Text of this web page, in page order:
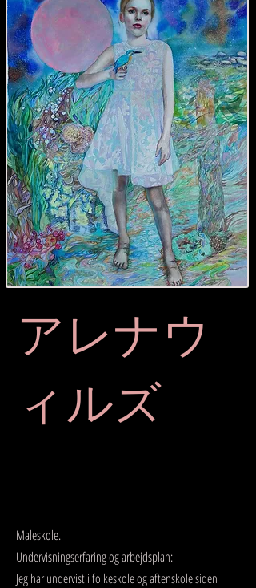
アレナウ
ィルズ
Maleskole.
Undervisningserfaring og arbejdsplan:
Jeg har undervist i folkeskole og aftenskole siden